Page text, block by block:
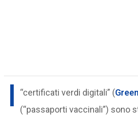
I “certificati verdi digitali” (
(“passaporti vaccinali”) sono